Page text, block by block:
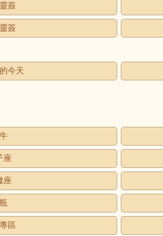
簽
簽
今天
座
座
區